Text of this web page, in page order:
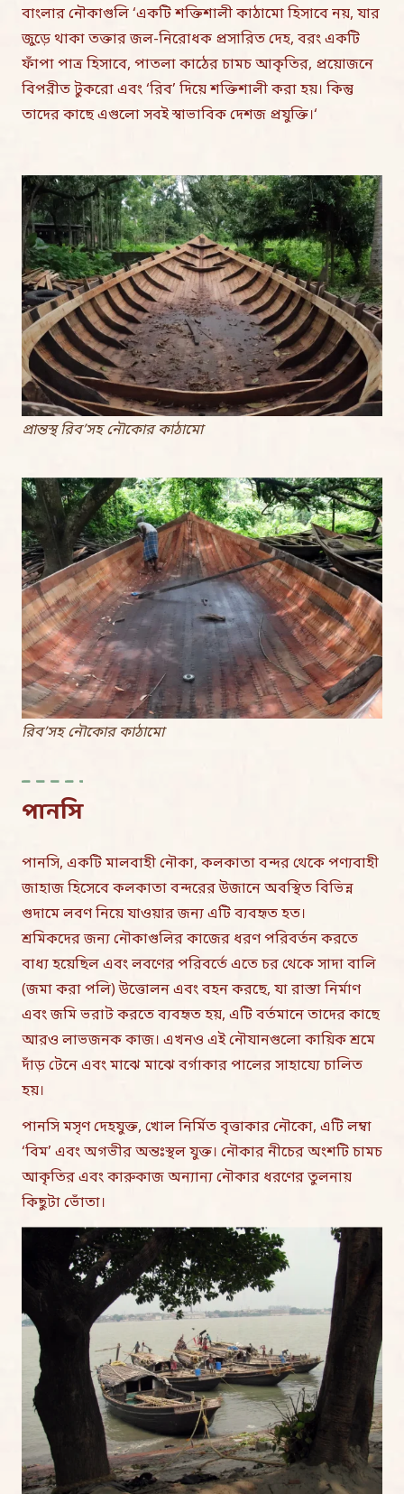
বাংলার নৌকাগুলি ‘একটি শক্তিশালী কাঠামো হিসাবে নয়, যার
জুড়ে থাকা তক্তার জল-নিরোধক প্রসারিত দেহ, বরং একটি
ফাঁপা পাত্র হিসাবে, পাতলা কাঠের চামচ আকৃতির, প্রয়োজনে
বিপরীত টুকরো এবং ‘রিব’ দিয়ে শক্তিশালী করা হয়। কিন্তু
তাদের কাছে এগুলো সবই স্বাভাবিক দেশজ প্রযুক্তি।‘
প্রান্তস্থ রিব’সহ নৌকোর কাঠামো
রিব’সহ নৌকোর কাঠামো
পানসি
পানসি, একটি মালবাহী নৌকা, কলকাতা বন্দর থেকে পণ্যবাহী
জাহাজ হিসেবে কলকাতা বন্দরের উজানে অবস্থিত বিভিন্ন
গুদামে লবণ নিয়ে যাওয়ার জন্য এটি ব্যবহৃত হত।
শ্রমিকদের জন্য নৌকাগুলির কাজের ধরণ পরিবর্তন করতে
বাধ্য হয়েছিল এবং লবণের পরিবর্তে এতে চর থেকে সাদা বালি
(জমা করা পলি) উত্তোলন এবং বহন করছে, যা রাস্তা নির্মাণ
এবং জমি ভরাট করতে ব্যবহৃত হয়, এটি বর্তমানে তাদের কাছে
আরও লাভজনক কাজ। এখনও এই নৌযানগুলো কায়িক শ্রমে
দাঁড় টেনে এবং মাঝে মাঝে বর্গাকার পালের সাহায্যে চালিত
হয়।
পানসি মসৃণ দেহযুক্ত, খোল নির্মিত বৃত্তাকার নৌকো, এটি লম্বা
‘বিম’ এবং অগভীর অন্তঃস্থল যুক্ত। নৌকার নীচের অংশটি চামচ
আকৃতির এবং কারুকাজ অন্যান্য নৌকার ধরণের তুলনায়
কিছুটা ভোঁতা।